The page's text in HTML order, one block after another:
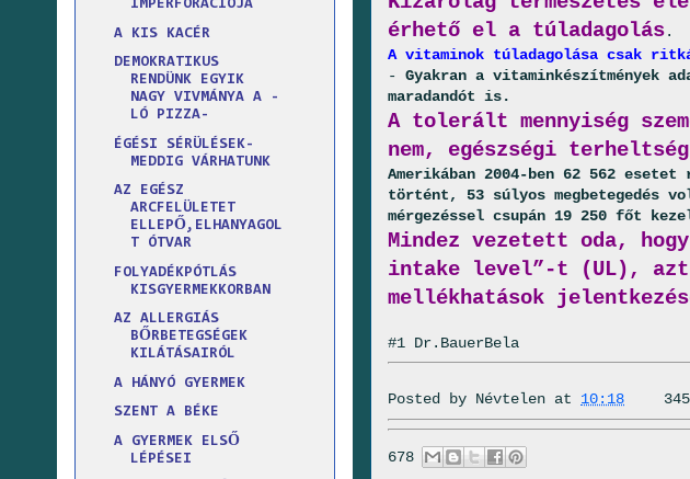
érhető el a túladagolás.
A vitaminok túladagolása csak
- Gyakran a vitaminkészítmények
maradandót is.
A tolerált mennyiség
nem, egészségi
Amerikában 2004-ben 62 562
történt, 53 súlyos megbetegedés
mérgezéssel csupán 19 250 főt
Mindez vezetett oda,
intake level”-t (UL), azt
mellékhatások
#1 Dr.BauerBela
Posted by Névtelen at 10:18 345
678
IMPERFORÁCIÓJA
A KIS KACÉR
DEMOKRATIKUS
RENDÜNK EGYIK
NAGY VIVMÁNYA A -
LÓ PIZZA-
ÉGÉSI SÉRÜLÉSEK-
MEDDIG VÁRHATUNK
AZ EGÉSZ
ARCFELÜLETET
ELLEPŐ,ELHANYAGOL
T ÓTVAR
FOLYADÉKPÓTLÁS
KISGYERMEKKORBAN
AZ ALLERGIÁS
BŐRBETEGSÉGEK
KILÁTÁSAIRÓL
A HÁNYÓ GYERMEK
SZENT A BÉKE
A GYERMEK ELSŐ
LÉPÉSEI